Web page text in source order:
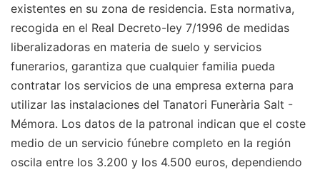
existentes en su zona de residencia. Esta normativa,
recogida en el Real Decreto-ley 7/1996 de medidas
liberalizadoras en materia de suelo y servicios
funerarios, garantiza que cualquier familia pueda
contratar los servicios de una empresa externa para
utilizar las instalaciones del Tanatori Funerària Salt -
Mémora. Los datos de la patronal indican que el coste
medio de un servicio fúnebre completo en la región
oscila entre los 3.200 y los 4.500 euros, dependiendo